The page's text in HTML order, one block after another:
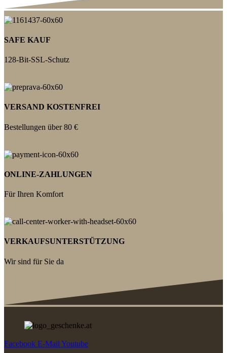
SAFE KAUF
128-Bit-SSL-Schutz
VERSAND KOSTENFREI
Bestellungen über 80 €
ONLINE-ZAHLUNGEN
Für Ihren Komfort
VERKAUFSUNTERSTÜTZUNG
Wir sind für Sie da
Facebook E-Mail Youtube